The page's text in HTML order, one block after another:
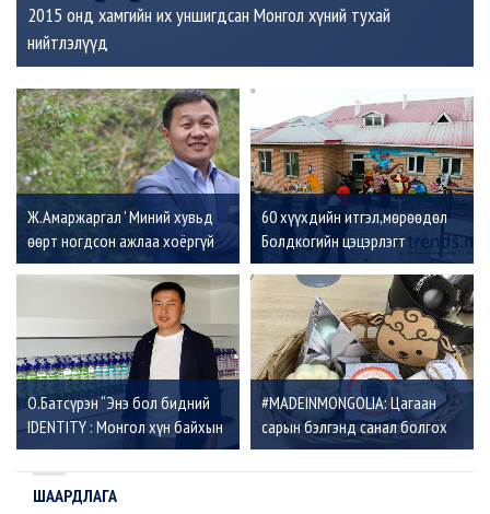
2015 онд хамгийн их уншигдсан Монгол хүний тухай
нийтлэлүүд
Ж.Амаржаргал ' Миний хувьд
өөрт ногдсон ажлаа хоёргүй
сэтгэлээр сайн хийх нь улс эх
орныхоо хөгжилд оруулж буй
60 хүүхдийн итгэл,мөрөөдөл
Болдкогийн цэцэрлэгт
О.Батсүрэн “Энэ бол бидний
IDENTITY : Монгол хүн байхын
үүрэг хариуцлага”
#MADEINMONGOLIA: Цагаан
сарын бэлгэнд санал болгох
онцлох 5 брэнд
ШААРДЛАГА